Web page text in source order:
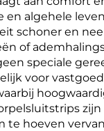
en algehele
schoner en
of
speciale
voor
te hoeven